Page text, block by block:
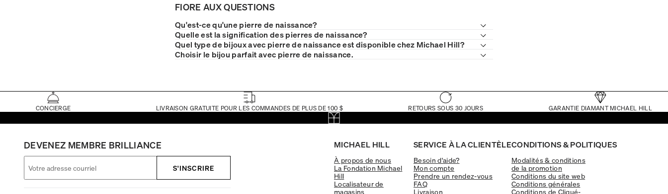
FIORE AUX QUESTIONS
Qu'est-ce qu'une pierre de naissance?
Quelle est la signification des pierres de naissance?
Quel type de bijoux avec pierre de naissance est disponible chez Michael Hill?
Choisir le bijou parfait avec pierre de naissance.
CONCIERGE LIVRAISON GRATUITE POUR LES COMMANDES DE PLUS DE 100 $ RETOURS SOUS 30 JOURS GARANTIE DIAMANT MICHAEL HILL
MICHAEL HILL
À propos de nous
La Fondation Michael
Hill
Localisateur de
magasins
SERVICE À LA CLIENTÈLE
Besoin d'aide?
Mon compte
Prendre un rendez-vous
FAQ
Livraison
CONDITIONS & POLITIQUES
Modalités & conditions
de la promotion
Conditions du site web
Conditions générales
Conditions de Cliqué-
DEVENEZ MEMBRE BRILLIANCE
S'INSCRIRE